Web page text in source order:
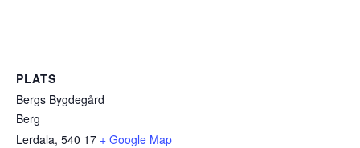
PLATS
Bergs Bygdegård
Berg
Lerdala, 540 17 + Google Map